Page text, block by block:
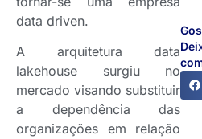
data driven.
A arquitetura data
lakehouse surgiu no
mercado visando substituir
a dependência das
organizações em relação